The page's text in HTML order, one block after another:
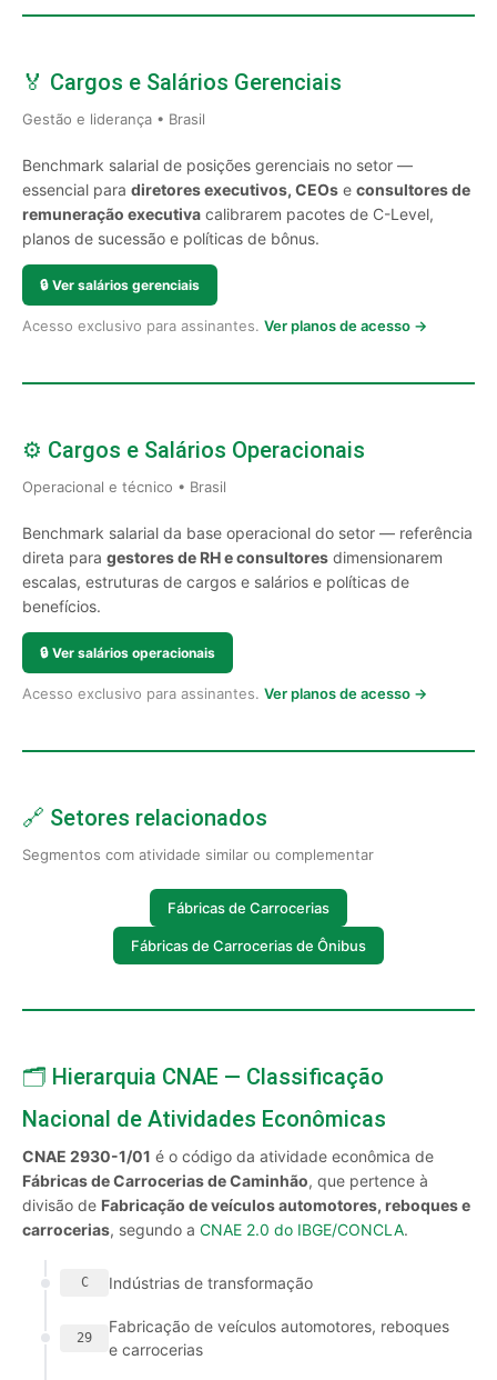
🏅 Cargos e Salários Gerenciais
Gestão e liderança • Brasil
Benchmark salarial de posições gerenciais no setor —
essencial para diretores executivos, CEOs e consultores de
remuneração executiva calibrarem pacotes de C-Level,
planos de sucessão e políticas de bônus.
🔒 Ver salários gerenciais
Acesso exclusivo para assinantes. Ver planos de acesso →
⚙️ Cargos e Salários Operacionais
Operacional e técnico • Brasil
Benchmark salarial da base operacional do setor — referência
direta para gestores de RH e consultores dimensionarem
escalas, estruturas de cargos e salários e políticas de
benefícios.
🔒 Ver salários operacionais
Acesso exclusivo para assinantes. Ver planos de acesso →
🔗 Setores relacionados
Segmentos com atividade similar ou complementar
Fábricas de Carrocerias
Fábricas de Carrocerias de Ônibus
🗂️ Hierarquia CNAE — Classificação
Nacional de Atividades Econômicas
CNAE 2930-1/01 é o código da atividade econômica de
Fábricas de Carrocerias de Caminhão, que pertence à
divisão de Fabricação de veículos automotores, reboques e
carrocerias, segundo a CNAE 2.0 do IBGE/CONCLA.
C Indústrias de transformação
29
Fabricação de veículos automotores, reboques
e carrocerias